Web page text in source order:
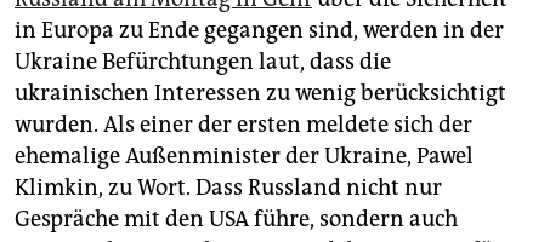
genossenschaft
epaper login
in Europa zu Ende gegangen sind, werden in der
Ukraine Befürchtungen laut, dass die
ukrainischen Interessen zu wenig berücksichtigt
wurden. Als einer der ersten meldete sich der
ehemalige Außenminister der Ukraine, Pawel
Klimkin, zu Wort. Dass Russland nicht nur
Gespräche mit den USA führe, sondern auch